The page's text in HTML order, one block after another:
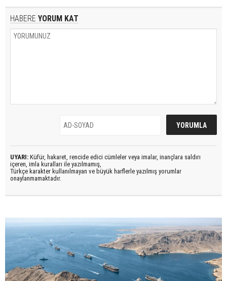
HABERE YORUM KAT
UYARI: Küfür, hakaret, rencide edici cümleler veya imalar, inançlara saldırı
içeren, imla kuralları ile yazılmamış,
Türkçe karakter kullanılmayan ve büyük harflerle yazılmış yorumlar
onaylanmamaktadır.